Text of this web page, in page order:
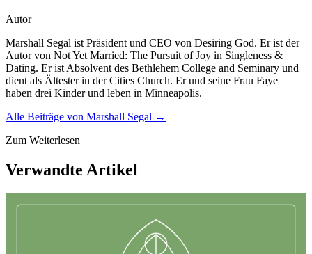
Autor
Marshall Segal ist Präsident und CEO von Desiring God. Er ist der
Autor von Not Yet Married: The Pursuit of Joy in Singleness &
Dating. Er ist Absolvent des Bethlehem College and Seminary und
dient als Ältester in der Cities Church. Er und seine Frau Faye
haben drei Kinder und leben in Minneapolis.
Alle Beiträge von Marshall Segal →
Zum Weiterlesen
Verwandte Artikel